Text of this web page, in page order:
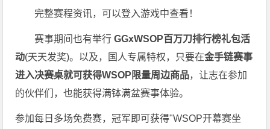
完整赛程资讯，可以登入游戏中查看！
赛事期间也有举行 GGxWSOP百万刀排行榜礼包活
动(天天发奖)。以及，国人专属特权，只要在金手链赛事
进入决赛桌就可获得WSOP限量周边商品，让志在参加
的伙伴们，也能获得满钵满盆赛事体验。
参加每日多场免费赛，冠军即可获得"WSOP开幕赛坐